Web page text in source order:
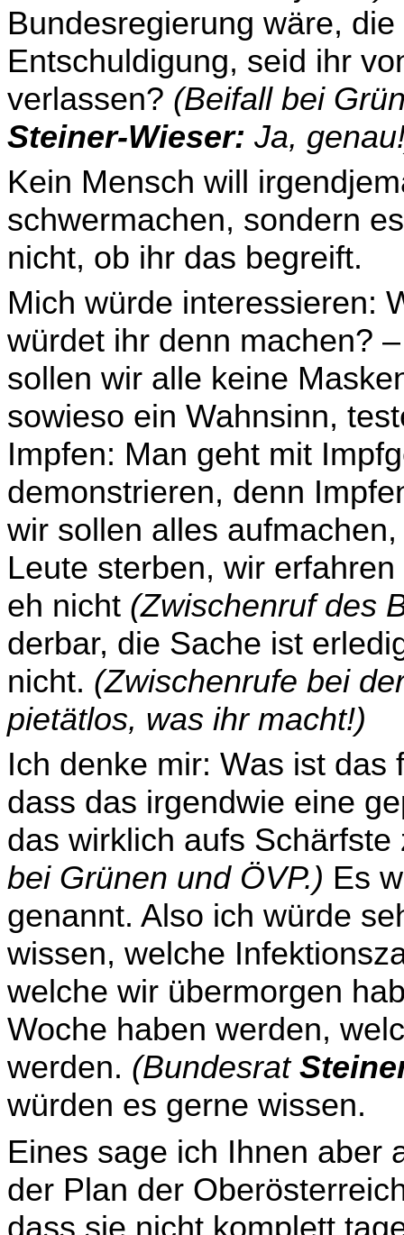
Bundesregierung wäre,
Entschul­digung, seid ihr
verlassen? (Beifall bei
Steiner-Wieser: Ja,
Kein Mensch will
schwermachen, sondern
nicht, ob ihr das begreift.
Mich würde interessieren:
würdet ihr denn machen?
sollen wir alle keine
sowieso ein Wahnsinn,
Impfen: Man geht mit
demonstrieren, denn
wir sollen alles
Leute sterben, wir
eh nicht (Zwischenruf des
derbar, die Sache ist
nicht. (Zwischenrufe bei
pietätlos, was ihr macht!)
Ich denke mir: Was ist
dass das irgendwie eine
das wirklich aufs
bei Grünen und ÖVP.) Es
genannt. Also ich würde
wissen, welche
welche wir übermorgen
Woche haben werden,
werden. (Bundesrat
würden es gerne wissen.
Eines sage ich Ihnen aber
der Plan der
dass sie nicht komplett